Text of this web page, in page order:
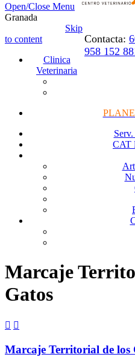
Open/Close Menu
Granada
Contacta:
958 152
Skip
to content
Clinica
Veterinaria
CAT
Marcaje
Gatos
 
Marcaje Territorial de los